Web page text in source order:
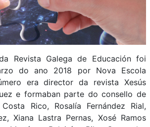
Revista Galega de Educación foi
do ano 2018 por Nova Escola
era director da revista Xesús
e formaban parte do consello de
Rico, Rosalía Fernández Rial,
Xiana Lastra Pernas, Xosé Ramos